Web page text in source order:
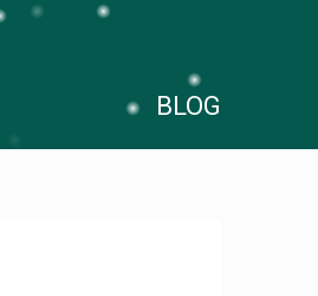
BLOG